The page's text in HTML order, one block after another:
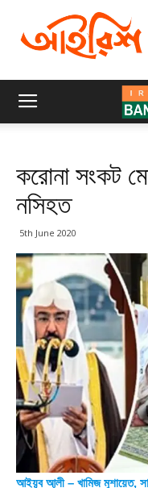
করোনা সংকট
নসিহত
5th June 2020
আইয়ুব আ্লী – খামিজ মুশায়েত,